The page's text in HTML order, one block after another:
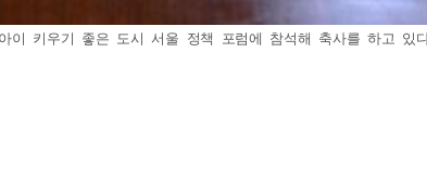
이 키우기 좋은 도시 서울 정책 포럼에 참석해 축사를 하고 있